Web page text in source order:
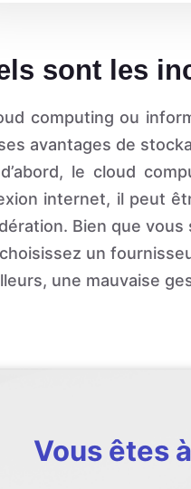
sont les
computing ou
avantages de
le cloud
internet, il peut
Bien que
un
une mauvaise
Vous êtes